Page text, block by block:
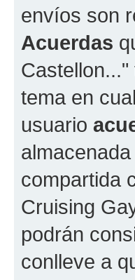
envíos son
Acuerdas
tema en
usuario
compartida
Cruising
podrán
conlleve a